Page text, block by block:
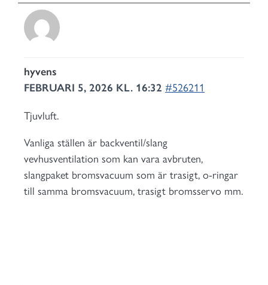
hyvens
FEBRUARI 5, 2026 KL. 16:32 #526211
Tjuvluft.
Vanliga ställen är backventil/slang
vevhusventilation som kan vara avbruten,
slangpaket bromsvacuum som är trasigt, o-ringar
till samma bromsvacuum, trasigt bromsservo mm.